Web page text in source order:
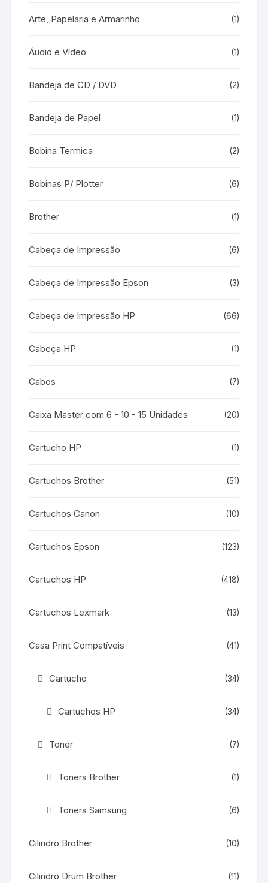
Arte, Papelaria e Armarinho (1)
Áudio e Vídeo (1)
Bandeja de CD / DVD (2)
Bandeja de Papel (1)
Bobina Termica (2)
Bobinas P/ Plotter (6)
Brother (1)
Cabeça de Impressão (6)
Cabeça de Impressão Epson (3)
Cabeça de Impressão HP (66)
Cabeça HP (1)
Cabos (7)
Caixa Master com 6 - 10 - 15 Unidades (20)
Cartucho HP (1)
Cartuchos Brother (51)
Cartuchos Canon (10)
Cartuchos Epson (123)
Cartuchos HP (418)
Cartuchos Lexmark (13)
Casa Print Compatíveis (41)
Cartucho (34)
Cartuchos HP (34)
Toner (7)
Toners Brother (1)
Toners Samsung (6)
Cilindro Brother (10)
Cilindro Drum Brother (11)